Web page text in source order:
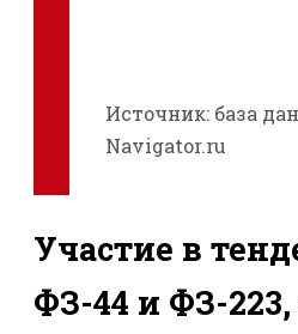
Источник: база
Navigator.ru
Участие в
ФЗ-44 и ФЗ-